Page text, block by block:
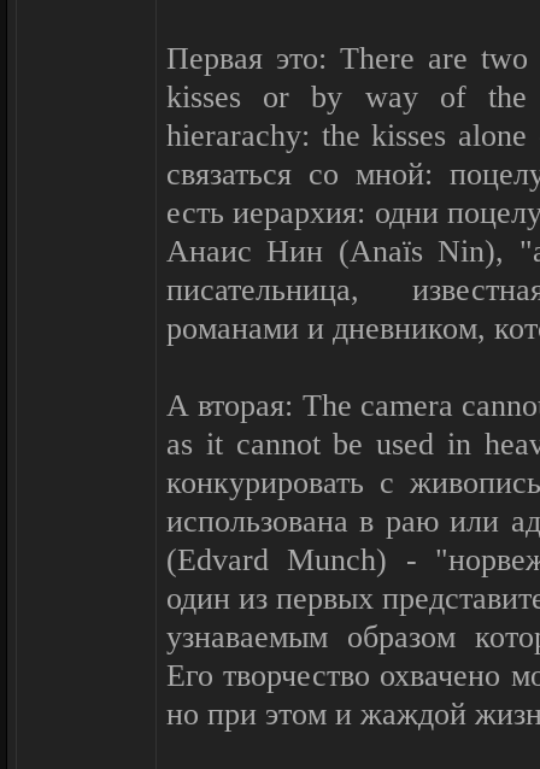
Первая это: There are
kisses or by way of the
hierarachy: the kisses
связаться со мной:
есть иерархия: одни
Анаис Нин (Anaïs Nin),
писательница,
романами и дневником,
А вторая: The camera
as it cannot be used in
конкурировать с
использована в раю или
(Edvard Munch) -
один из первых
узнаваемым образом
Его творчество охвачено
но при этом и жаждой